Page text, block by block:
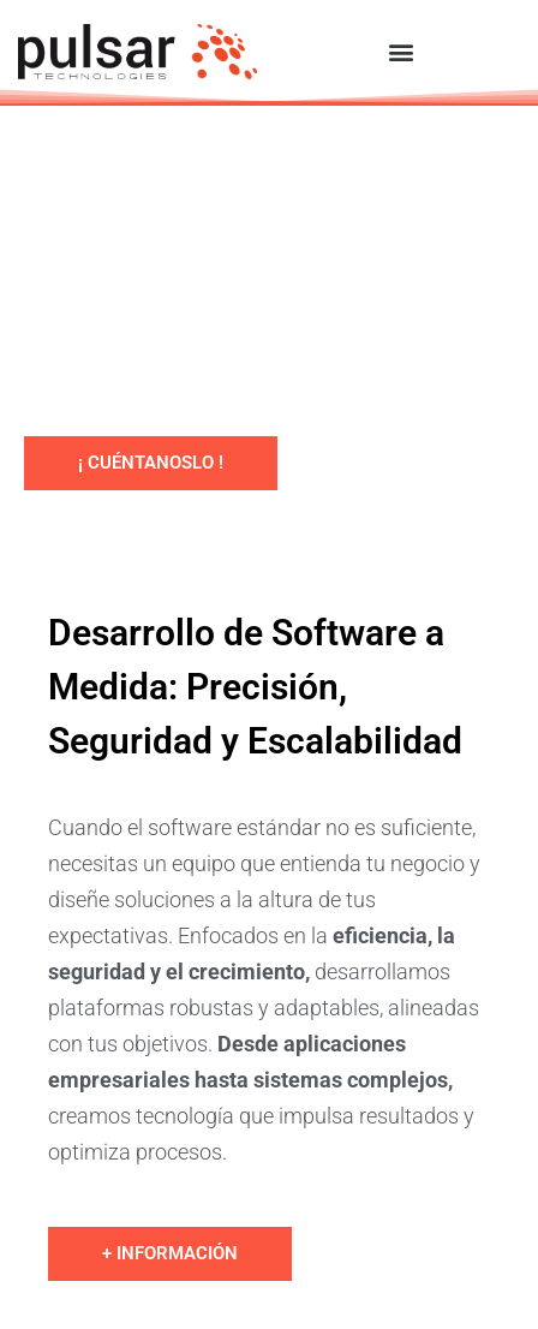
¡ CUÉNTANOSLO !
Desarrollo de Software a
Medida: Precisión,
Seguridad y Escalabilidad
Cuando el software estándar no es suficiente,
necesitas un equipo que entienda tu negocio y
diseñe soluciones a la altura de tus
expectativas. Enfocados en la eficiencia, la
seguridad y el crecimiento, desarrollamos
plataformas robustas y adaptables, alineadas
con tus objetivos. Desde aplicaciones
empresariales hasta sistemas complejos,
creamos tecnología que impulsa resultados y
optimiza procesos.
+ INFORMACIÓN